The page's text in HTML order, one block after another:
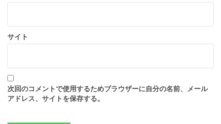
サイト
次回のコメントで使用するためブラウザーに自分の名前、メール
アドレス、サイトを保存する。